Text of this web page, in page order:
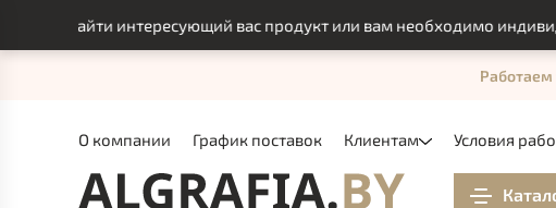
найти интересующий вас продукт или вам необходимо
О компании График поставок Клиентам Условия
Работаем